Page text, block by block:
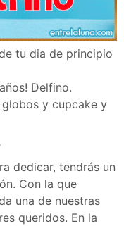
tu dia de principio
Delfino.
y cupcake y
dedicar, tendrás un
Con la que
una de nuestras
queridos. En la